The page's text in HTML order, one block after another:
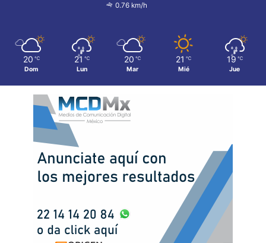
0.76 km/h
20 ℃
Dom
21 ℃
Lun
20 ℃
Mar
21 ℃
Mié
19 ℃
Jue